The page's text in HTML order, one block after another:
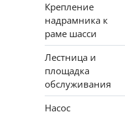
Крепление
надрамника к
раме шасси
Лестница и
площадка
обслуживания
Насос